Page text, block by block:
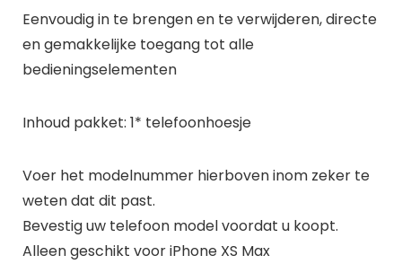
Eenvoudig in te brengen en te verwijderen, directe
en gemakkelijke toegang tot alle
bedieningselementen
Inhoud pakket: 1* telefoonhoesje
Voer het modelnummer hierboven inom zeker te
weten dat dit past.
Bevestig uw telefoon model voordat u koopt.
Alleen geschikt voor iPhone XS Max